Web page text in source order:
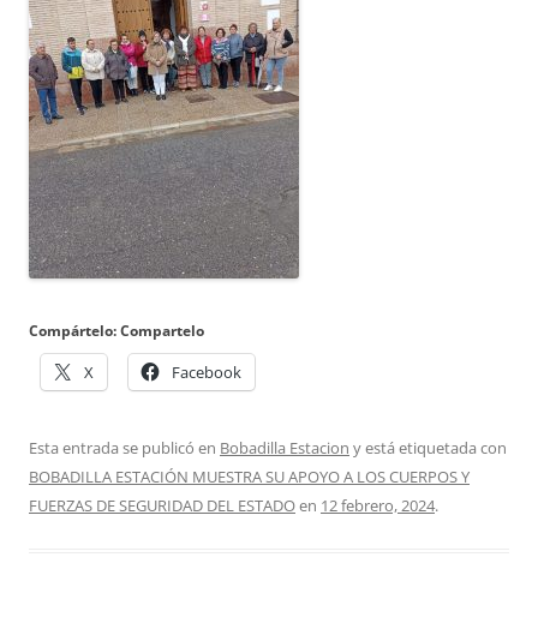
Compártelo: Compartelo
X Facebook
Esta entrada se publicó en Bobadilla Estacion y está etiquetada con
BOBADILLA ESTACIÓN MUESTRA SU APOYO A LOS CUERPOS Y
FUERZAS DE SEGURIDAD DEL ESTADOen 12 febrero, 2024.